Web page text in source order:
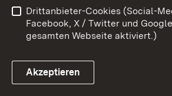
Social Wall
X / Twitter
Drittanbieter-Cookies (Social-
Facebook, X / Twitter und
gesamten Webseite aktiviert.)
Akzeptieren